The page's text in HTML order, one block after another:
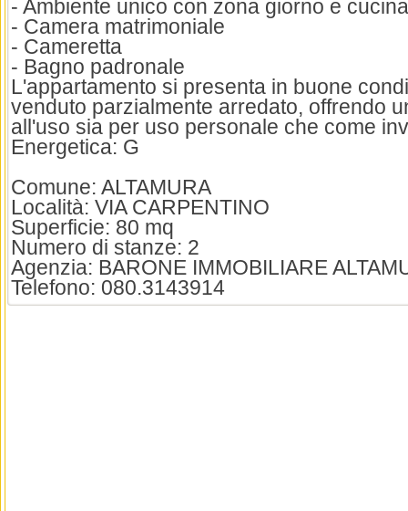
- Ambiente unico con zona giorno e cucina
- Camera matrimoniale
- Cameretta
- Bagno padronale
L'appartamento si presenta in buone
venduto parzialmente arredato, offrendo
all'uso sia per uso personale che come
Energetica: G
Comune: ALTAMURA
Località: VIA CARPENTINO
Superficie: 80 mq
Numero di stanze: 2
Agenzia: BARONE IMMOBILIARE
Telefono: 080.3143914